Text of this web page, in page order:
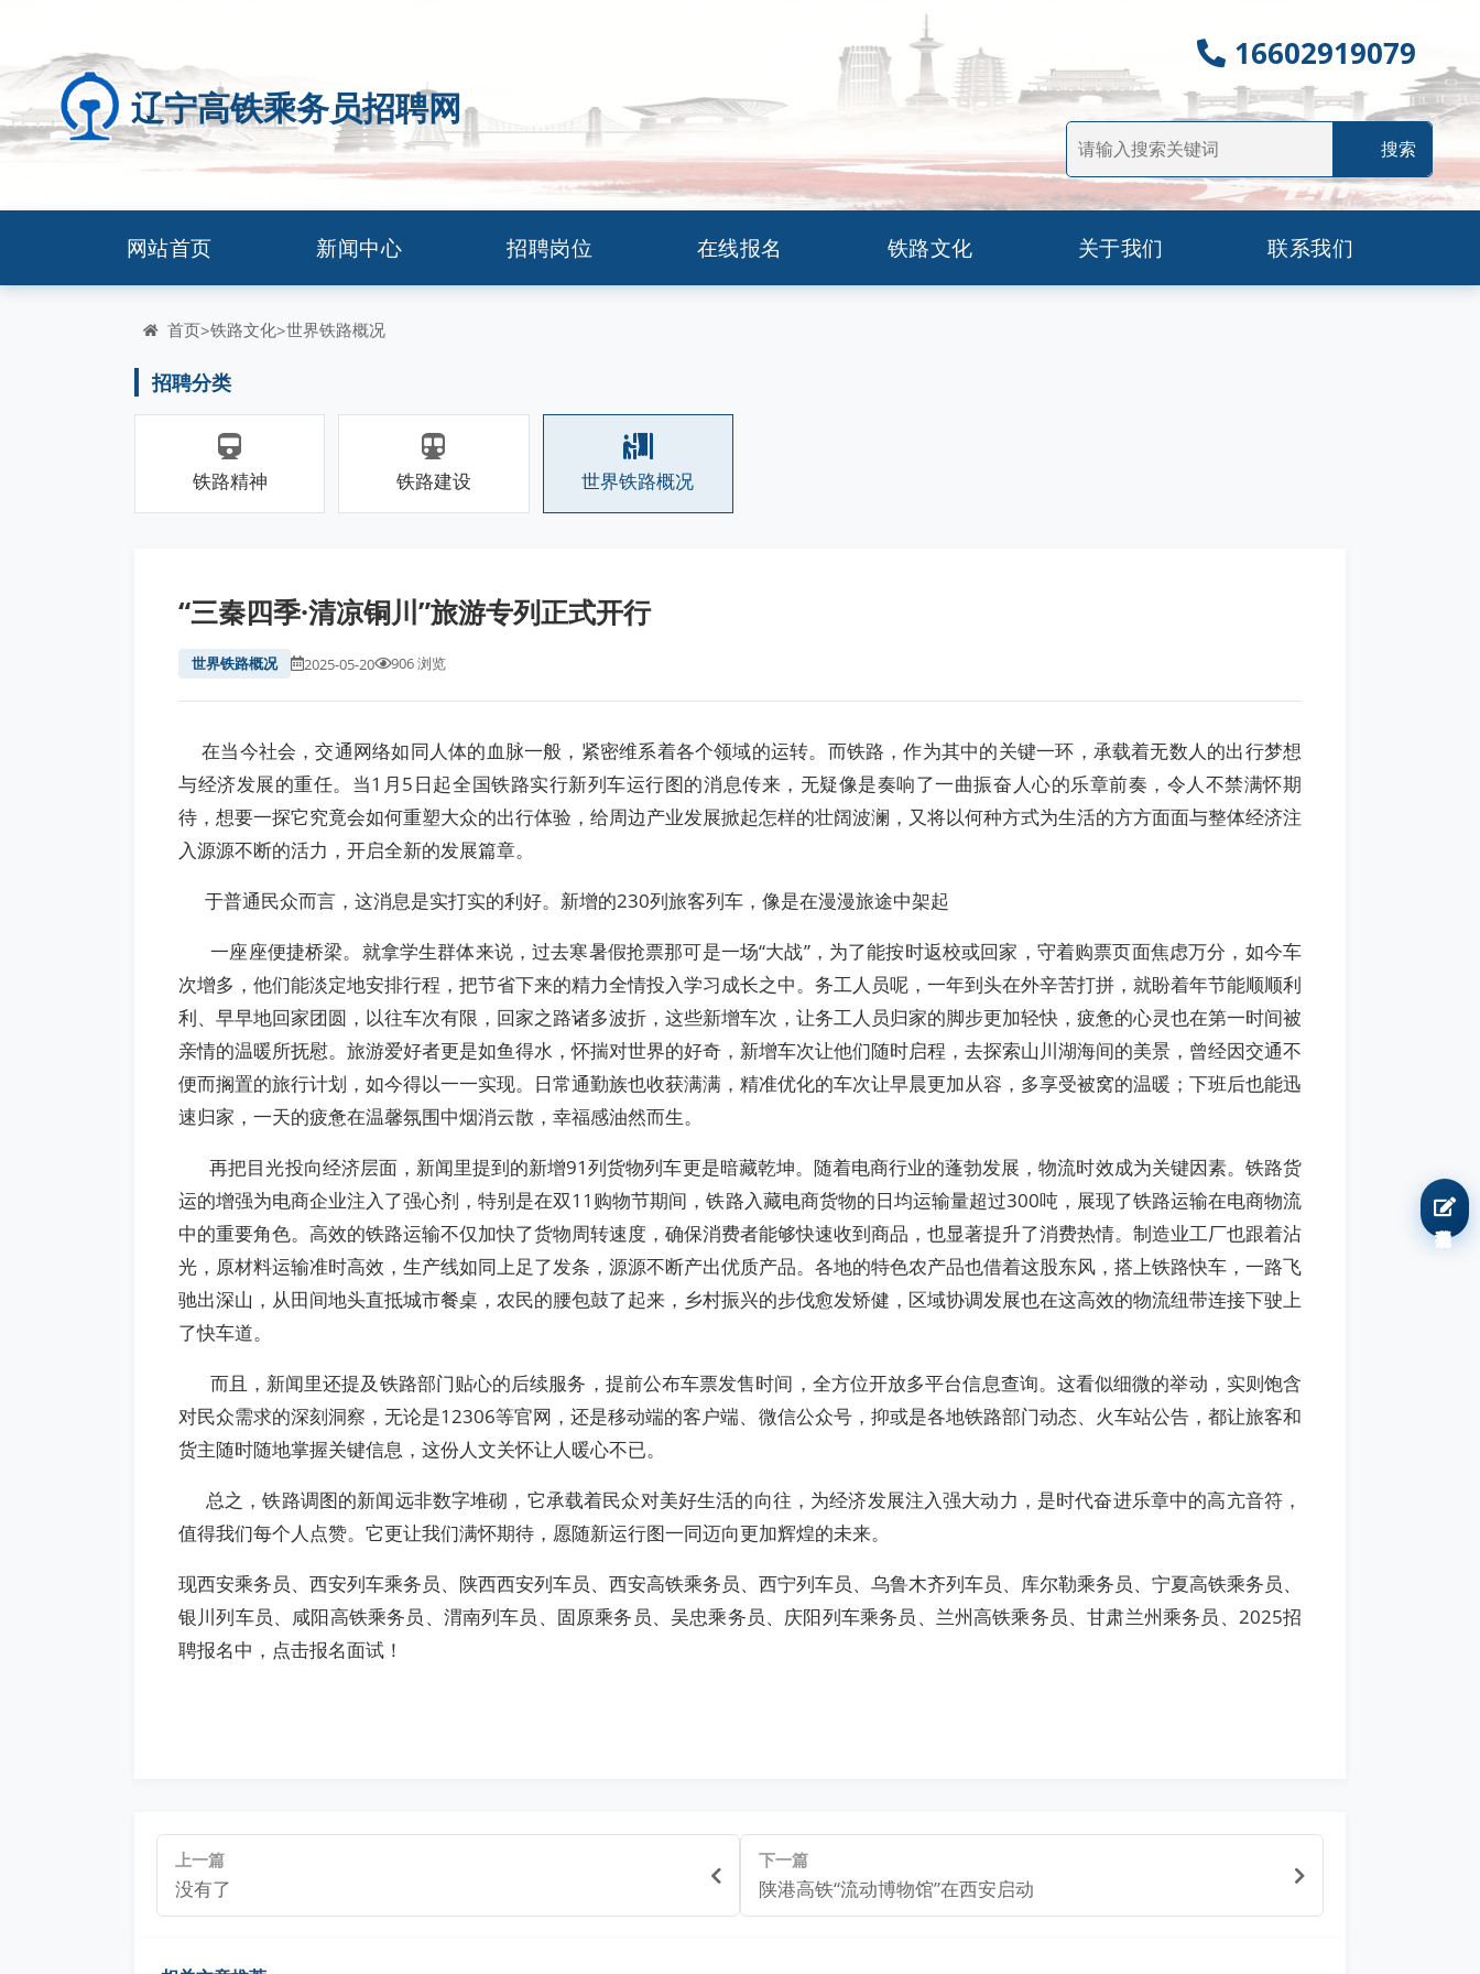
辽宁高铁乘务员招聘网
16602919079
网站首页 新闻中心 招聘岗位 在线报名 铁路文化 关于我们 联系我们
首页>铁路文化>世界铁路概况
招聘分类
铁路精神 铁路建设 世界铁路概况
“三秦四季·清凉铜川”旅游专列正式开行
世界铁路概况 2025-05-20 906 浏览
在当今社会，交通网络如同人体的血脉一般，紧密维系着各个领域的运转。而铁路，作为其中的关键一环，承载着无数人的出行梦想
与经济发展的重任。当1月5日起全国铁路实行新列车运行图的消息传来，无疑像是奏响了一曲振奋人心的乐章前奏，令人不禁满怀期
待，想要一探它究竟会如何重塑大众的出行体验，给周边产业发展掀起怎样的壮阔波澜，又将以何种方式为生活的方方面面与整体经济注
入源源不断的活力，开启全新的发展篇章。
于普通民众而言，这消息是实打实的利好。新增的230列旅客列车，像是在漫漫旅途中架起
一座座便捷桥梁。就拿学生群体来说，过去寒暑假抢票那可是一场“大战”，为了能按时返校或回家，守着购票页面焦虑万分，如今车
次增多，他们能淡定地安排行程，把节省下来的精力全情投入学习成长之中。务工人员呢，一年到头在外辛苦打拼，就盼着年节能顺顺利
利、早早地回家团圆，以往车次有限，回家之路诸多波折，这些新增车次，让务工人员归家的脚步更加轻快，疲惫的心灵也在第一时间被
亲情的温暖所抚慰。旅游爱好者更是如鱼得水，怀揣对世界的好奇，新增车次让他们随时启程，去探索山川湖海间的美景，曾经因交通不
便而搁置的旅行计划，如今得以一一实现。日常通勤族也收获满满，精准优化的车次让早晨更加从容，多享受被窝的温暖；下班后也能迅
速归家，一天的疲惫在温馨氛围中烟消云散，幸福感油然而生。
再把目光投向经济层面，新闻里提到的新增91列货物列车更是暗藏乾坤。随着电商行业的蓬勃发展，物流时效成为关键因素。铁路货
运的增强为电商企业注入了强心剂，特别是在双11购物节期间，铁路入藏电商货物的日均运输量超过300吨，展现了铁路运输在电商物流
中的重要角色。高效的铁路运输不仅加快了货物周转速度，确保消费者能够快速收到商品，也显著提升了消费热情。制造业工厂也跟着沾
光，原材料运输准时高效，生产线如同上足了发条，源源不断产出优质产品。各地的特色农产品也借着这股东风，搭上铁路快车，一路飞
驰出深山，从田间地头直抵城市餐桌，农民的腰包鼓了起来，乡村振兴的步伐愈发矫健，区域协调发展也在这高效的物流纽带连接下驶上
了快车道。
而且，新闻里还提及铁路部门贴心的后续服务，提前公布车票发售时间，全方位开放多平台信息查询。这看似细微的举动，实则饱含
对民众需求的深刻洞察，无论是12306等官网，还是移动端的客户端、微信公众号，抑或是各地铁路部门动态、火车站公告，都让旅客和
货主随时随地掌握关键信息，这份人文关怀让人暖心不已。
总之，铁路调图的新闻远非数字堆砌，它承载着民众对美好生活的向往，为经济发展注入强大动力，是时代奋进乐章中的高亢音符，
值得我们每个人点赞。它更让我们满怀期待，愿随新运行图一同迈向更加辉煌的未来。
现西安乘务员、西安列车乘务员、陕西西安列车员、西安高铁乘务员、西宁列车员、乌鲁木齐列车员、库尔勒乘务员、宁夏高铁乘务员、
银川列车员、咸阳高铁乘务员、渭南列车员、固原乘务员、吴忠乘务员、庆阳列车乘务员、兰州高铁乘务员、甘肃兰州乘务员、2025招
聘报名中，点击报名面试！
上一篇
没有了
下一篇
陕港高铁“流动博物馆”在西安启动
我要报名